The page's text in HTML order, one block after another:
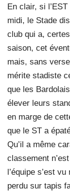
En clair, si
midi, le Stade
club qui a,
saison, cet
mais, sans
mérite stadiste
que les
élever leurs
en marge de
que le ST a
Qu’il a même
classement
l’équipe s’est
perdu sur tapis